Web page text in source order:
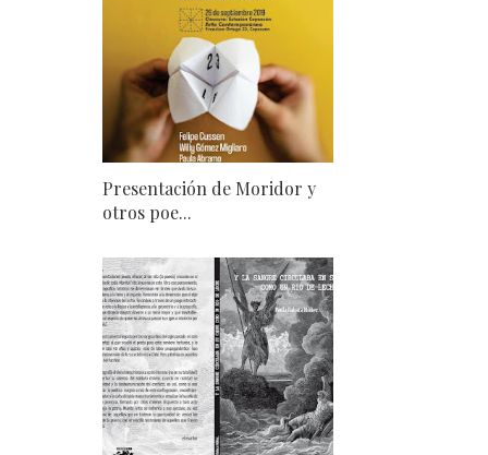
Presentación de Moridor y
otros poe...